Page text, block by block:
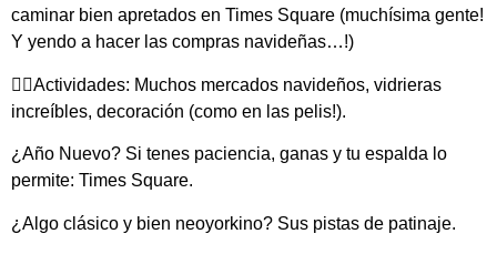
caminar bien apretados en Times Square (muchísima gente!
Y yendo a hacer las compras navideñas…!)
👉🏽Actividades: Muchos mercados navideños, vidrieras
increíbles, decoración (como en las pelis!).
¿Año Nuevo? Si tenes paciencia, ganas y tu espalda lo
permite: Times Square.
¿Algo clásico y bien neoyorkino? Sus pistas de patinaje.